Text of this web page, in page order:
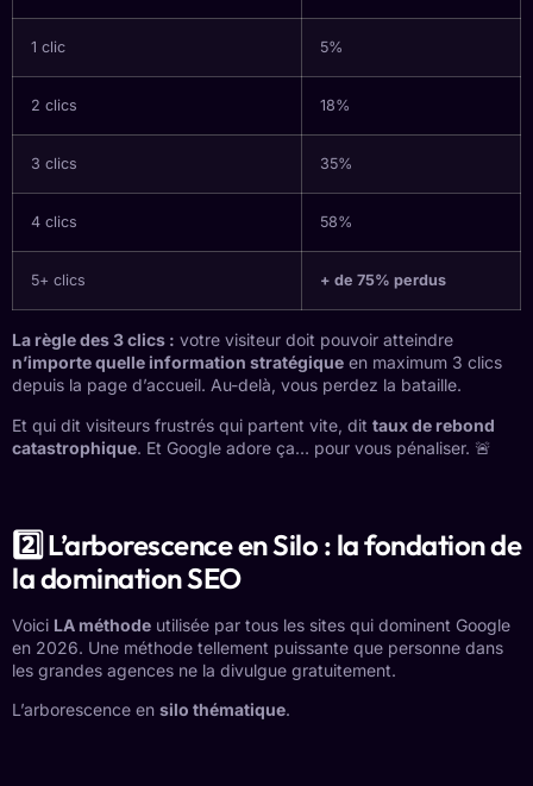
1 clic 5%
2 clics 18%
3 clics 35%
4 clics 58%
5+ clics + de 75% perdus
La règle des 3 clics : votre visiteur doit pouvoir atteindre
n’importe quelle information stratégique en maximum 3 clics
depuis la page d’accueil. Au-delà, vous perdez la bataille.
Et qui dit visiteurs frustrés qui partent vite, dit taux de rebond
catastrophique. Et Google adore ça… pour vous pénaliser. 🚨
2️⃣ L’arborescence en Silo : la fondation de
la domination SEO
Voici LA méthode utilisée par tous les sites qui dominent Google
en 2026. Une méthode tellement puissante que personne dans
les grandes agences ne la divulgue gratuitement.
L’arborescence en silo thématique.